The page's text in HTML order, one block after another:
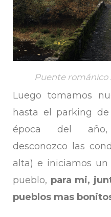
Puente románico
Luego tomamos
hasta el parking
época del año,
desconozco las
alta) e iniciamos un
pueblo, para mi,
pueblos mas